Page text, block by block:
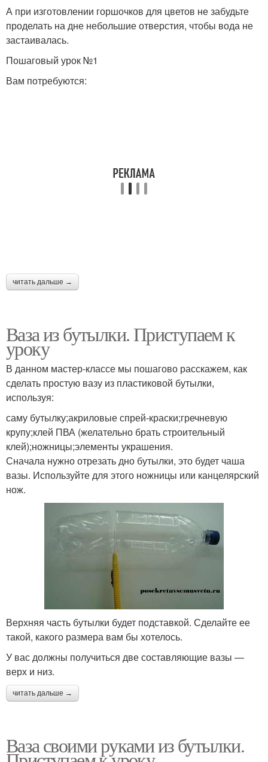
А при изготовлении горшочков для цветов не забудьте
проделать на дне небольшие отверстия, чтобы вода не
застаивалась.
Пошаговый урок №1
Вам потребуются:
читать дальше →
Ваза из бутылки. Приступаем к
уроку
В данном мастер-классе мы пошагово расскажем, как
сделать простую вазу из пластиковой бутылки,
используя:
саму бутылку;акриловые спрей-краски;гречневую
крупу;клей ПВА (желательно брать строительный
клей);ножницы;элементы украшения.
Сначала нужно отрезать дно бутылки, это будет чаша
вазы. Используйте для этого ножницы или канцелярский
нож.
Верхняя часть бутылки будет подставкой. Сделайте ее
такой, какого размера вам бы хотелось.
У вас должны получиться две составляющие вазы —
верх и низ.
читать дальше →
Ваза своими руками из бутылки.